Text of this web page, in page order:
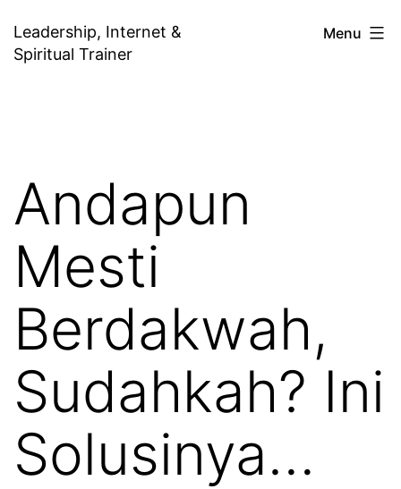
to
Leadership, Internet &
Spiritual Trainer
Menu
Andapun
Mesti
Berdakwah,
Sudahkah? Ini
Solusinya…